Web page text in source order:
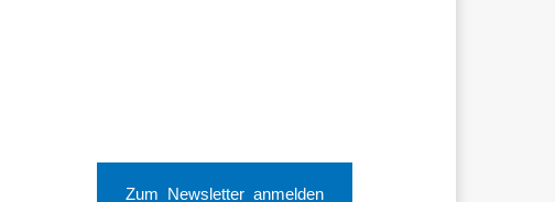
Zum Newsletter anmelden